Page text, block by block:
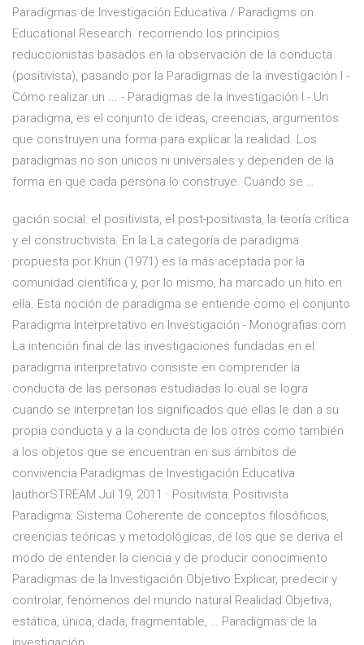
Paradigmas de Investigación Educativa / Paradigms on
Educational Research. recorriendo los principios
reduccionistas basados en la observación de la conducta
(positivista), pasando por la Paradigmas de la investigación I -
Cómo realizar un ... - Paradigmas de la investigación I - Un
paradigma, es el conjunto de ideas, creencias, argumentos
que construyen una forma para explicar la realidad. Los
paradigmas no son únicos ni universales y dependen de la
forma en que cada persona lo construye. Cuando se …
gación social: el positivista, el post-positivista, la teoría crítica
y el constructivista. En la La categoría de paradigma
propuesta por Khun (1971) es la más aceptada por la
comunidad científica y, por lo mismo, ha marcado un hito en
ella. Esta noción de paradigma se entiende como el conjunto
Paradigma Interpretativo en Investigación - Monografias.com
La intención final de las investigaciones fundadas en el
paradigma interpretativo consiste en comprender la
conducta de las personas estudiadas lo cual se logra
cuando se interpretan los significados que ellas le dan a su
propia conducta y a la conducta de los otros como también
a los objetos que se encuentran en sus ámbitos de
convivencia Paradigmas de Investigación Educativa
|authorSTREAM Jul 19, 2011 · Positivista: Positivista
Paradigma: Sistema Coherente de conceptos filosóficos,
creencias teóricas y metodológicas, de los que se deriva el
modo de entender la ciencia y de producir conocimiento
Paradigmas de la Investigación Objetivo Explicar, predecir y
controlar, fenómenos del mundo natural Realidad Objetiva,
estática, única, dada, fragmentable, … Paradigmas de la